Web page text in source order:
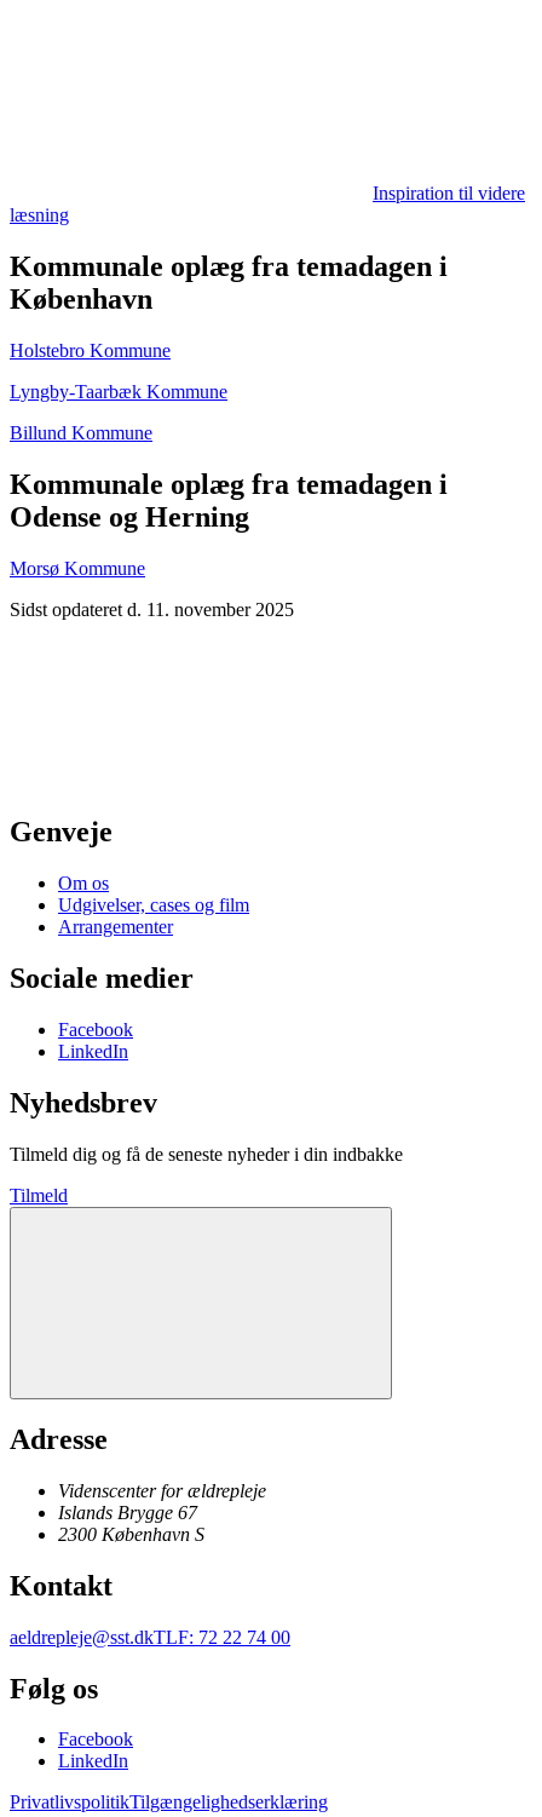
Inspiration til videre
læsning
Kommunale oplæg fra temadagen i
København
Holstebro Kommune
Lyngby-Taarbæk Kommune
Billund Kommune
Kommunale oplæg fra temadagen i
Odense og Herning
Morsø Kommune
Sidst opdateret d. 11. november 2025
Genveje
Om os
Udgivelser, cases og film
Arrangementer
Sociale medier
Facebook
LinkedIn
Nyhedsbrev
Tilmeld dig og få de seneste nyheder i din indbakke
Tilmeld
Adresse
Videnscenter for ældrepleje
Islands Brygge 67
2300 København S
Kontakt
aeldrepleje@sst.dkTLF: 72 22 74 00
Følg os
Facebook
LinkedIn
PrivatlivspolitikTilgængelighedserklæring